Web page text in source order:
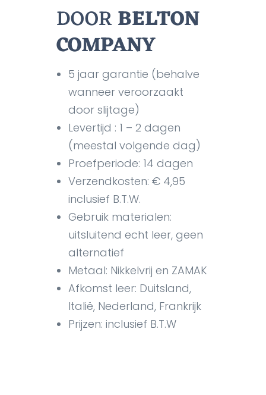
DOORBELTON
COMPANY
5 jaar garantie (behalve
wanneer veroorzaakt
door slijtage)
Levertijd : 1 – 2 dagen
(meestal volgende dag)
Proefperiode: 14 dagen
Verzendkosten: € 4,95
inclusief B.T.W.
Gebruik materialen:
uitsluitend echt leer, geen
alternatief
Metaal: Nikkelvrij en ZAMAK
Afkomst leer: Duitsland,
Italië, Nederland, Frankrijk
Prijzen: inclusief B.T.W